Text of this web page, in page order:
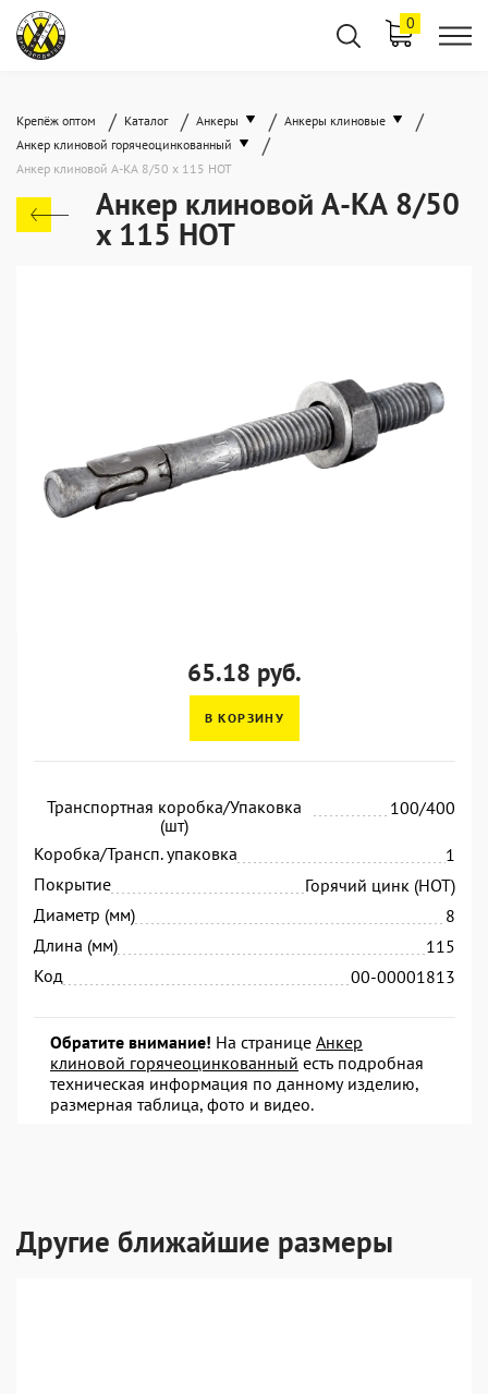
0
Крепёж оптом / Каталог / Анкеры / Анкеры клиновые /
Анкер клиновой горячеоцинкованный /
Анкер клиновой А-КА 8/50 x 115 HOT
Анкер клиновой А-КА 8/50
x 115 HOT
65.18 руб.
В КОРЗИНУ
Транспортная коробка/Упаковка
(шт)
100/400
Коробка/Трансп. упаковка
1
Покрытие
Горячий цинк (HOT)
Диаметр (мм)
8
Длина (мм)
115
Код
00-00001813
Обратите внимание! На странице Анкер
клиновой горячеоцинкованный есть подробная
техническая информация по данному изделию,
размерная таблица, фото и видео.
Другие ближайшие размеры